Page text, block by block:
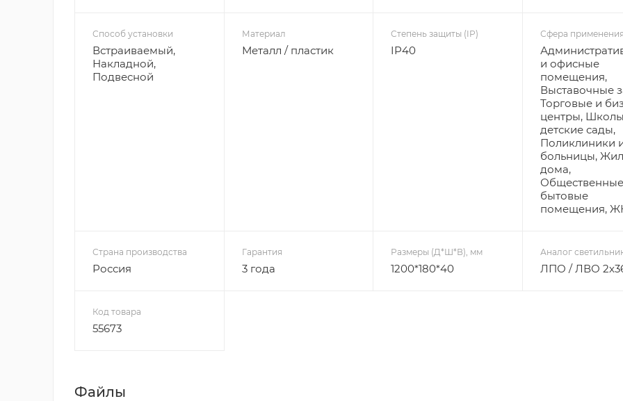
Способ установки
Встраиваемый,
Накладной,
Подвесной
Материал
Металл / пластик
Степень защиты (IP)
IP40
Сфера применения
и офисные
помещения,
Выставочные
Торговые и
центры,
детские сады,
Поликлиники
больницы,
дома,
бытовые
помещения,
Страна производства
Россия
Гарантия
3 года
Размеры (Д*Ш*В), мм
1200*180*40
Аналог
ЛПО / ЛВО
Код товара
55673
Файлы